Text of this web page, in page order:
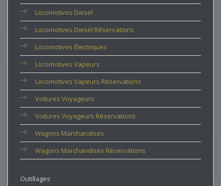
Locomotives Diesel
Locomotives Diesel Réservations
Locomotives Électriques
Locomotives Vapeurs
Locomotives Vapeurs Réservations
Voitures Voyageurs
Voitures Voyageurs Réservations
Wagons Marchandises
Wagons Marchandises Réservations
Outillages